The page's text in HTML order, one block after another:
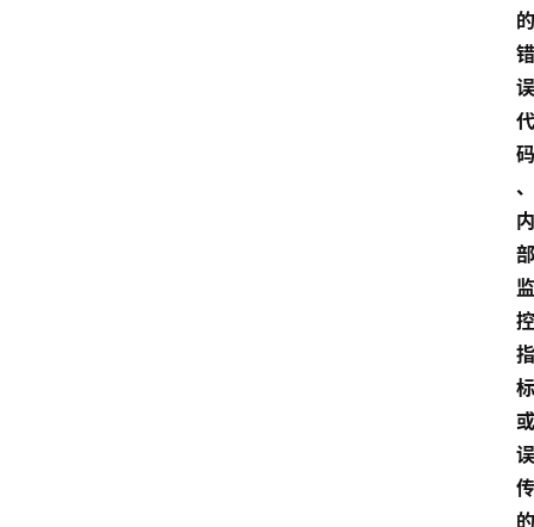
的
错
误
代
码
、
内
部
监
控
指
标
或
误
传
的